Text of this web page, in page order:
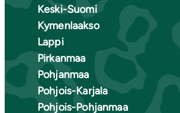
Keski-Suomi
Kymenlaakso
Lappi
Pirkanmaa
Pohjanmaa
Pohjois-Karjala
Pohjois-Pohjanmaa